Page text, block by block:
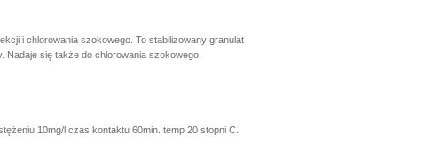
i chlorowania szokowego. To stabilizowany granulat
się także do chlorowania szokowego.
10mg/l czas kontaktu 60min. temp 20 stopni C.